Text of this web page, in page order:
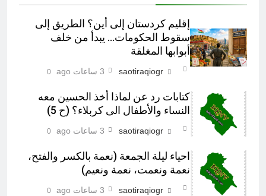
إقليم كردستان إلى أين؟ الطريق إلى
سقوط الحكومات… يبدأ من خلف
أبوابها المغلقة
saotiraqiogr 3 ساعات ago 0
كتابات رد عن لماذا أخذ الحسين معه
النساء والأطفال الى كربلاء؟ (ح 5)
saotiraqiogr 3 ساعات ago 0
احياء ليلة الجمعة (نعمة بالكسر والفتح،
نعمة ونعمت، نعمة ونعيم)
saotiraqiogr 3 ساعات ago 0